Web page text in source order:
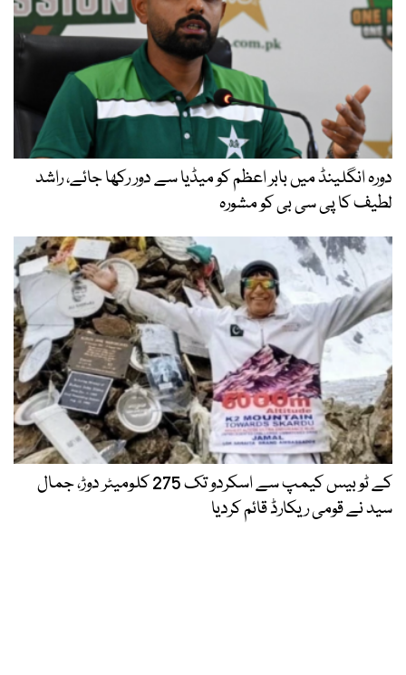
دورہ انگلینڈ میں بابر اعظم کو میڈیا سے دور رکھا جائے، راشد
لطیف کا پی سی بی کو مشورہ
کے ٹو بیس کیمپ سے اسکردو تک 275 کلومیٹر دوڑ، جمال
سید نے قومی ریکارڈ قائم کردیا